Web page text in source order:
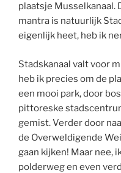
plaatsje Musselkanaal.
mantra is natuurlijk
eigenlijk heet, heb ik
Stadskanaal valt voor
heb ik precies om de
een mooi park, door
pittoreske
gemist. Verder door
de Overweldigende
gaan kijken! Maar nee,
polderweg en even